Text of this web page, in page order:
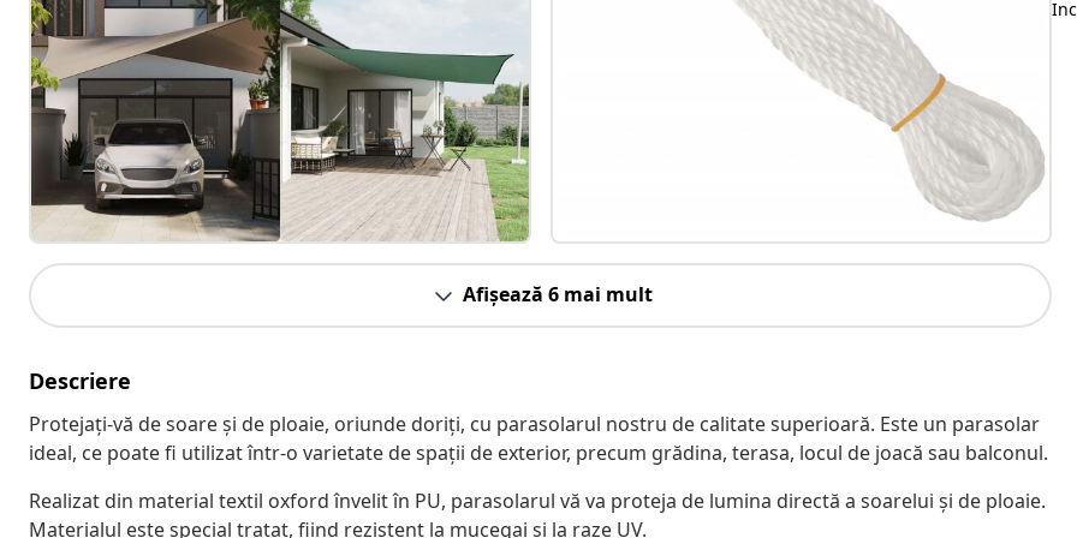
Afișează 6 mai mult
Descriere
Protejați-vă de soare și de ploaie, oriunde doriți, cu parasolarul nostru de calitate superioară. Este un parasolar
ideal, ce poate fi utilizat într-o varietate de spații de exterior, precum grădina, terasa, locul de joacă sau balconul.
Realizat din material textil oxford învelit în PU, parasolarul vă va proteja de lumina directă a soarelui și de ploaie.
Materialul este special tratat, fiind rezistent la mucegai și la raze UV.